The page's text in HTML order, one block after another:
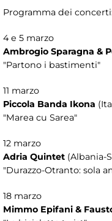
Programma dei
4 e 5 marzo
Ambrogio Sparagna &
"Partono i bastimenti"
11 marzo
Piccola Banda Ikona
"Marea cu Sarea"
12 marzo
Adria Quintet (Albania-
"Durazzo-Otranto: sola
18 marzo
Mimmo Epifani &